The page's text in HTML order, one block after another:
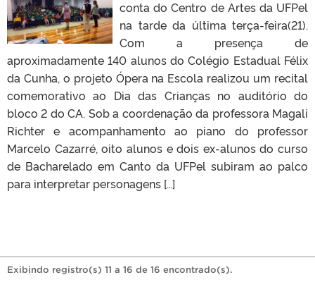
conta do Centro de Artes da UFPel
na tarde da última terça-feira(21).
Com a presença de
aproximadamente 140 alunos do Colégio Estadual Félix
da Cunha, o projeto Ópera na Escola realizou um recital
comemorativo ao Dia das Crianças no auditório do
bloco 2 do CA. Sob a coordenação da professora Magali
Richter e acompanhamento ao piano do professor
Marcelo Cazarré, oito alunos e dois ex-alunos do curso
de Bacharelado em Canto da UFPel subiram ao palco
para interpretar personagens […]
Exibindo registro(s) 11 a 16 de 16 encontrado(s).